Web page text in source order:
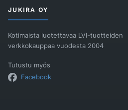
JUKIRA OY
Kotimaista luotettavaa LVI-tuotteiden
verkkokauppaa vuodesta 2004
Tutustu myös
Facebook